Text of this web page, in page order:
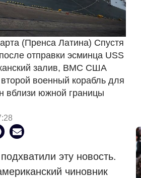
(Пренса Латина) Спустя
отправки эсминца USS
залив, ВМС США
второй военный корабль для
вблизи южной границы
эту новость.
чиновник